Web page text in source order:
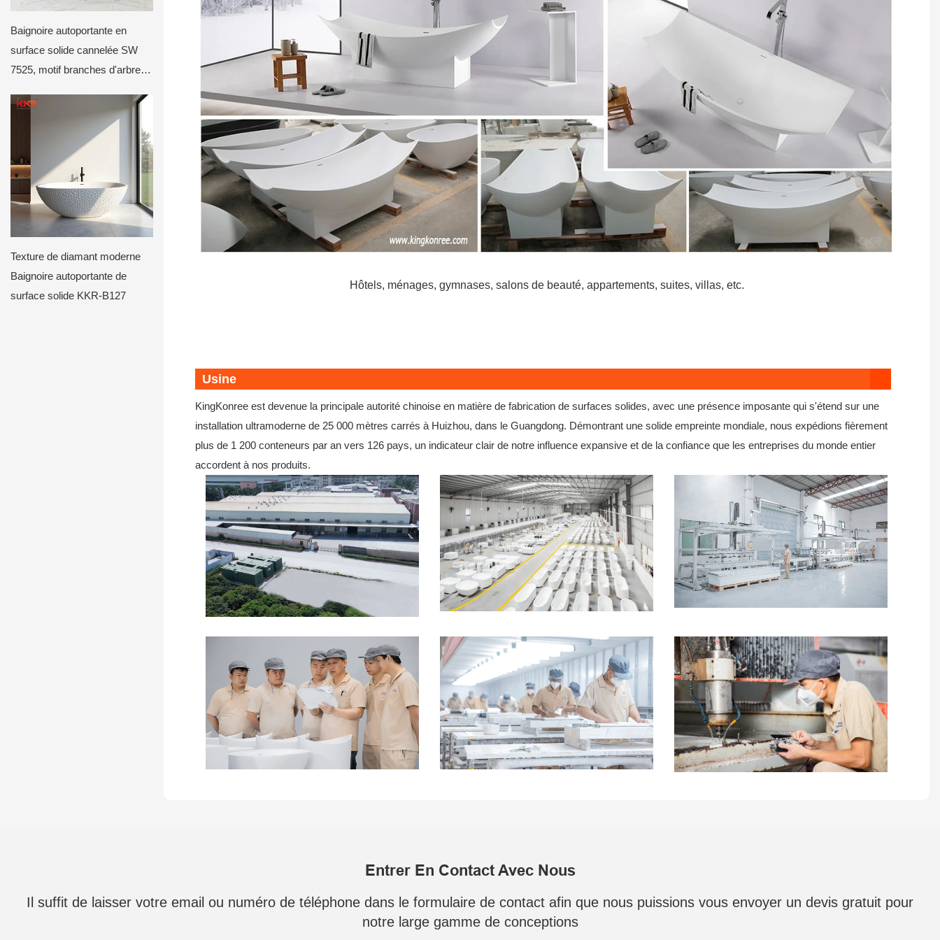
Baignoire autoportante en
surface solide cannelée SW
7525, motif branches d'arbre
Texture de diamant moderne
Baignoire autoportante de
surface solide KKR-B127
Hôtels, ménages, gymnases, salons de beauté, appartements, suites, villas, etc.
Usine
KingKonree est devenue la principale autorité chinoise en matière de fabrication de surfaces solides, avec une présence imposante qui s'étend sur une
installation ultramoderne de 25 000 mètres carrés à Huizhou, dans le Guangdong. Démontrant une solide empreinte mondiale, nous expédions fièrement
plus de 1 200 conteneurs par an vers 126 pays, un indicateur clair de notre influence expansive et de la confiance que les entreprises du monde entier
accordent à nos produits.
Entrer En Contact Avec Nous
Il suffit de laisser votre email ou numéro de téléphone dans le formulaire de contact afin que nous puissions vous envoyer un devis gratuit pour
notre large gamme de conceptions